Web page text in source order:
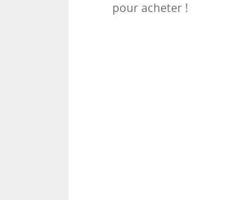
pour acheter !